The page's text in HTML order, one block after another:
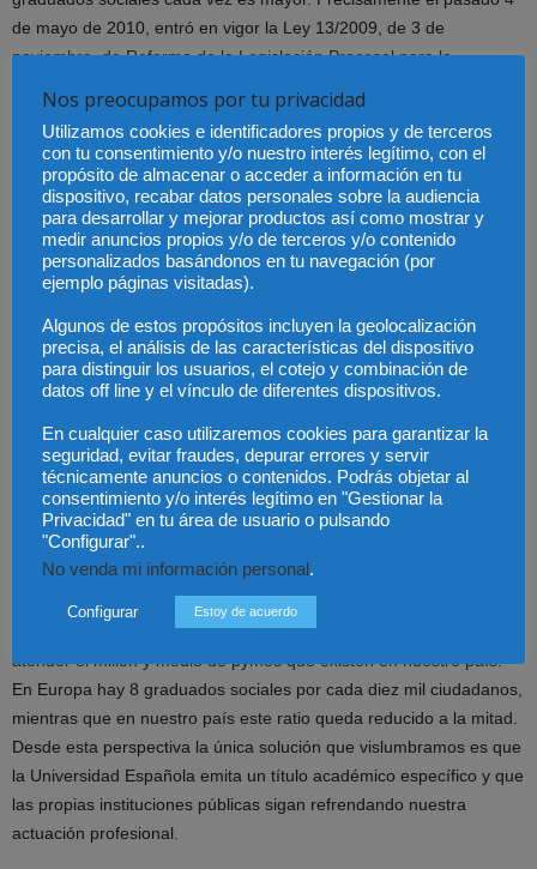
de mayo de 2010, entró en vigor la Ley 13/2009, de 3 de
noviembre, de Reforma de la Legislación Procesal para la
Ley Orgánica del Poder Judicial y la Ley de Procedimiento Laboral,
ha consagrado la firma del Recurso de Suplicación en igualdad de
condiciones que el resto de operadores jurídicos para el Graduado
Social Colegiado.
Tanto el Consejo General como los Colegios Oficiales, son las
corporaciones responsables de velar por los intereses del
Colectivo, pero también tienen la obligación de poner todos los
medios posibles para que aquellos profesionales, que lo necesiten,
puedan recibir una formación acorde con esta nueva
responsabilidad, y así garantizar que todos los Recursos de
Suplicación, que a partir de hoy pueden ser presentados ante los
Tribunales Superiores de Justicia, sean documentos dignos de
llevar su firma.
¿Hay algún perfil definido de profesional que trabaja como
graduado social en nuestro país?
Somos un colectivo activo de 25000 profesionales que pueden
atender el millón y medio de pymes que existen en nuestro país.
En Europa hay 8 graduados sociales por cada diez mil ciudadanos,
mientras que en nuestro país este ratio queda reducido a la mitad.
Desde esta perspectiva la única solución que vislumbramos es que
la Universidad Española emita un título académico específico y que
las propias instituciones públicas sigan refrendando nuestra
actuación profesional.
Nos preocupamos por tu privacidad
Utilizamos cookies e identificadores propios y de terceros
con tu consentimiento y/o nuestro interés legítimo, con el
propósito de almacenar o acceder a información en tu
dispositivo, recabar datos personales sobre la audiencia
para desarrollar y mejorar productos así como mostrar y
medir anuncios propios y/o de terceros y/o contenido
personalizados basándonos en tu navegación (por
ejemplo páginas visitadas).
Algunos de estos propósitos incluyen la geolocalización
precisa, el análisis de las características del dispositivo
para distinguir los usuarios, el cotejo y combinación de
datos off line y el vínculo de diferentes dispositivos.
En cualquier caso utilizaremos cookies para garantizar la
seguridad, evitar fraudes, depurar errores y servir
técnicamente anuncios o contenidos. Podrás objetar al
consentimiento y/o interés legítimo en "Gestionar la
Privacidad" en tu área de usuario o pulsando
"Configurar"..
No venda mi información personal.
Configurar Estoy de acuerdo